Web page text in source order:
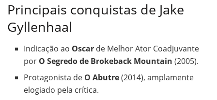
Principais conquistas de Jake
Gyllenhaal
Indicação ao Oscar de Melhor Ator Coadjuvante
por O Segredo de Brokeback Mountain (2005).
Protagonista de O Abutre(2014), amplamente
elogiado pela crítica.